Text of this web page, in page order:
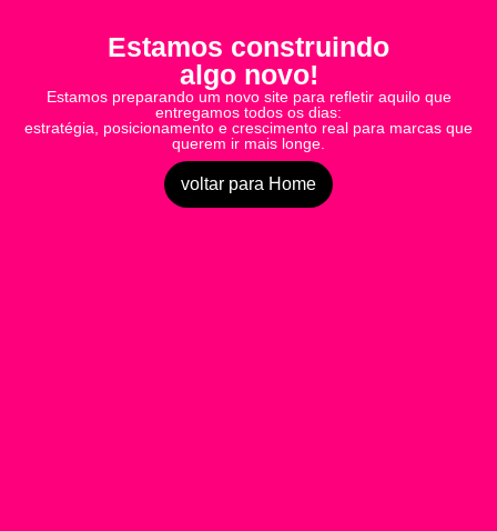
Estamos construindo
algo novo!
Estamos preparando um novo site para refletir aquilo que
entregamos todos os dias:
estratégia, posicionamento e crescimento real para marcas que
querem ir mais longe.
voltar para Home